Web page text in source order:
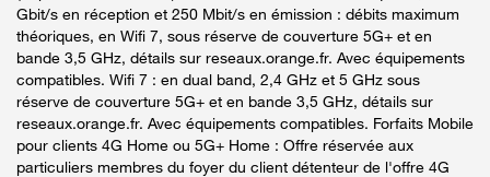
Gbit/s en réception et 250 Mbit/s en émission : débits maximum
théoriques, en Wifi 7, sous réserve de couverture 5G+ et en
bande 3,5 GHz, détails sur reseaux.orange.fr. Avec équipements
compatibles. Wifi 7 : en dual band, 2,4 GHz et 5 GHz sous
réserve de couverture 5G+ et en bande 3,5 GHz, détails sur
reseaux.orange.fr. Avec équipements compatibles. Forfaits Mobile
pour clients 4G Home ou 5G+ Home : Offre réservée aux
particuliers membres du foyer du client détenteur de l'offre 4G